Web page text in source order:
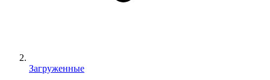
Загруженные